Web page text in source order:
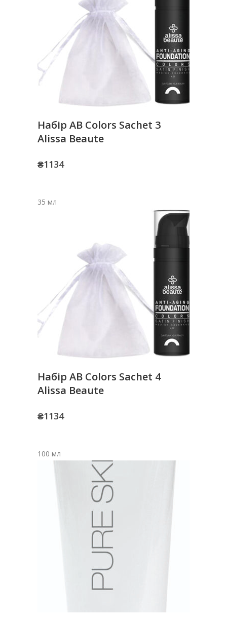
Набір AB Colors Sachet 3
Alissa Beaute
₴1134
35 мл
Набір AB Colors Sachet 4
Alissa Beaute
₴1134
100 мл